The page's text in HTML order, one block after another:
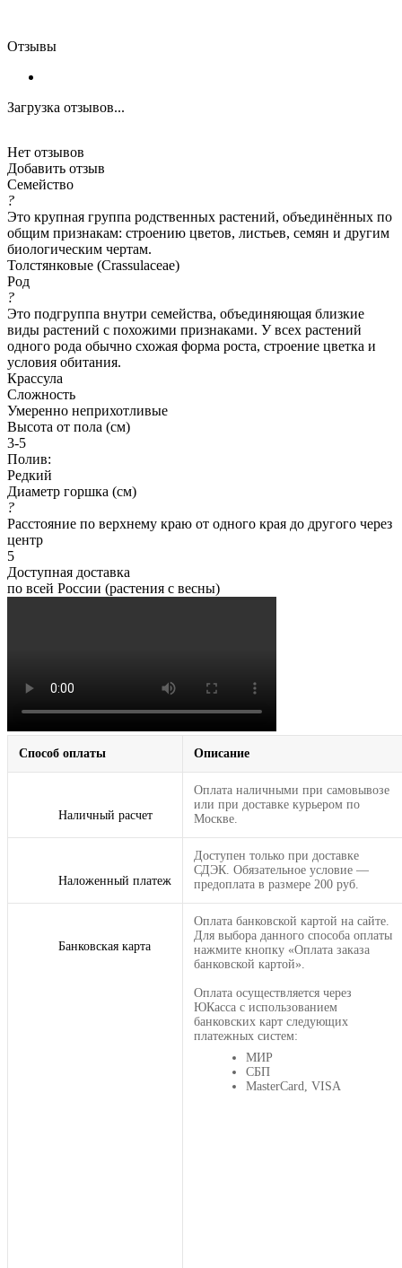
Отзывы
Загрузка отзывов...
Нет отзывов
Добавить отзыв
Семейство
?
Это крупная группа родственных растений, объединённых по
общим признакам: строению цветов, листьев, семян и другим
биологическим чертам.
Толстянковые (Crassulaceae)
Род
?
Это подгруппа внутри семейства, объединяющая близкие
виды растений с похожими признаками. У всех растений
одного рода обычно схожая форма роста, строение цветка и
условия обитания.
Крассула
Сложность
Умеренно неприхотливые
Высота от пола (см)
3-5
Полив:
Редкий
Диаметр горшка (см)
?
Расстояние по верхнему краю от одного края до другого через
центр
5
Доступная доставка
по всей России (растения с весны)
Способ оплаты Описание
Наличный расчет
Оплата наличными при самовывозе
или при доставке курьером по
Москве.
Наложенный платеж
Доступен только при доставке
СДЭК. Обязательное условие —
предоплата в размере 200 руб.
Банковская карта
Оплата банковской картой на сайте.
Для выбора данного способа оплаты
нажмите кнопку «Оплата заказа
банковской картой».
Оплата осуществляется через
ЮКасса с использованием
банковских карт следующих
платежных систем:
МИР
СБП
MasterCard, VISA